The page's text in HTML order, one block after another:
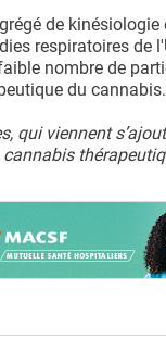
de
respiratoires de
nombre de
du cannabis.
qui viennent